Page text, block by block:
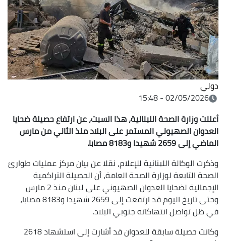
دولي
02/05/2026 - 15:48
أعلنت وزارة الصحة اللبنانية، هذاالسبت، عن ارتفاع حصيلة ضحايا
العدوان الصهيوني المستمر على البلاد منذ الثاني من مارس
الماضي إلى 2659 شهيدا و8183 مصابا.
وذكرت الوكالة اللبنانية للإعلام، نقلا عن بيان مركز عمليات طوارئ
الصحة التابعة لوزارة الصحة العامة، أن الحصيلة التراكمية
الإجمالية لضحايا العدوان الصهيوني على لبنان منذ 2 مارس
وحتى تاريخ اليوم قد ارتفعت إلى 2659 شهيدا و8183 مصابا،
في ظل تواصل انتهاكاته جنوبي البلاد.
وكانت حصيلة سابقة للعدوان قد أشارت إلى استشهاد 2618